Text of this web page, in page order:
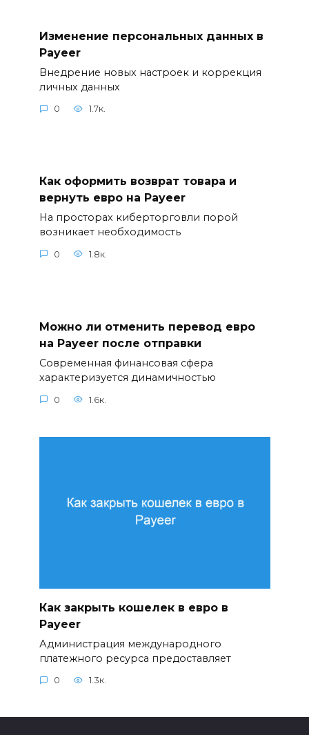
Изменение персональных данных в
Payeer
Внедрение новых настроек и коррекция
личных данных
0 1.7к.
Как оформить возврат товара и
вернуть евро на Payeer
На просторах киберторговли порой
возникает необходимость
0 1.8к.
Можно ли отменить перевод евро
на Payeer после отправки
Современная финансовая сфера
характеризуется динамичностью
0 1.6к.
Как закрыть кошелек в евро в
Payeer
Администрация международного
платежного ресурса предоставляет
0 1.3к.